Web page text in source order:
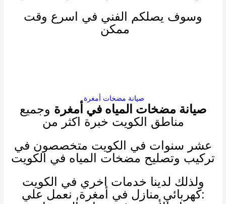
وسوف يصلكم الفني في اسرع وقت
ممكن
صيانة مضخات أمغرة
صيانة مضخات المياه في أمغرة وجميع
مناطق الكويت خبرة اكثر من
عشر سنوات في الكويت متخصصون في
تركيب وتصليح مضخات المياه في الكويت
ولذلك لدينا خدمات اخري في الكويت
:كهربائي منازل في أمغرة, نعمل علي